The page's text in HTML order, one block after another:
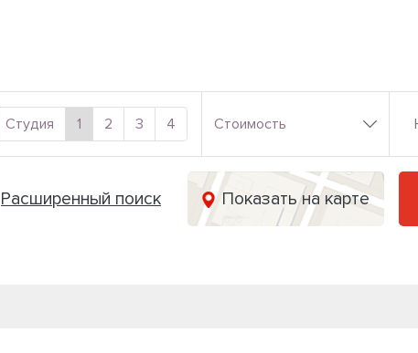
Студия 1 2 3 4 Стоимость
Расширенный поиск Показать на карте